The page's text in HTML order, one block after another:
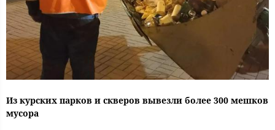
Из курских парков и скверов вывезли более 300 мешков
мусора